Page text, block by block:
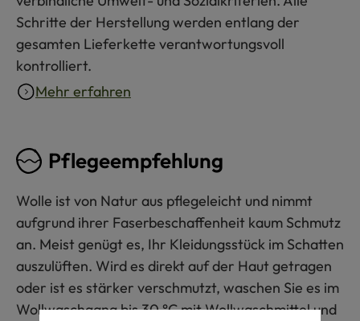
Schritte der Herstellung werden entlang der
gesamten Lieferkette verantwortungsvoll
kontrolliert.
Mehr erfahren
Pflegeempfehlung
Wolle ist von Natur aus pflegeleicht und nimmt
aufgrund ihrer Faserbeschaffenheit kaum Schmutz
an. Meist genügt es, Ihr Kleidungsstück im Schatten
auszulüften. Wird es direkt auf der Haut getragen
oder ist es stärker verschmutzt, waschen Sie es im
Wollwaschgang bis 30 °C mit Wollwaschmittel und